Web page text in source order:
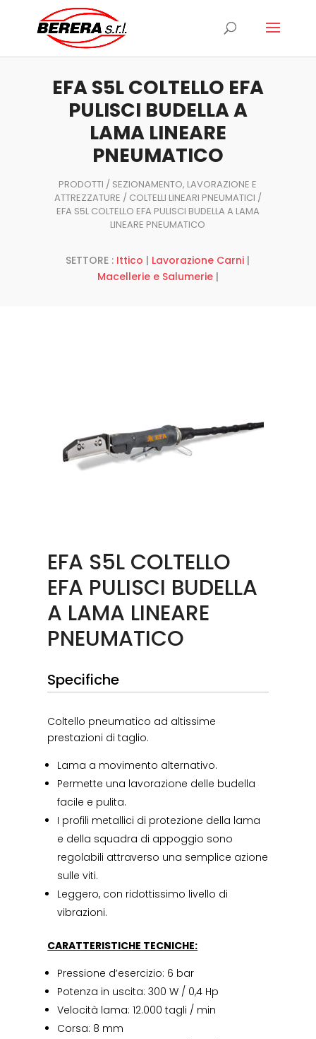
prodotti
EFA S5L COLTELLO EFA
PULISCI BUDELLA A
LAMA LINEARE
PNEUMATICO
PRODOTTI / SEZIONAMENTO, LAVORAZIONE E
ATTREZZATURE / COLTELLI LINEARI PNEUMATICI /
EFA S5L COLTELLO EFA PULISCI BUDELLA A LAMA
LINEARE PNEUMATICO
SETTORE : Ittico | Lavorazione Carni |
Macellerie e Salumerie|
EFA S5L COLTELLO
EFA PULISCI BUDELLA
A LAMA LINEARE
PNEUMATICO
Specifiche
Coltello pneumatico ad altissime
prestazioni di taglio.
Lama a movimento alternativo.
Permette una lavorazione delle budella
facile e pulita.
I profili metallici di protezione della lama
e della squadra di appoggio sono
regolabili attraverso una semplice azione
sulle viti.
Leggero, con ridottissimo livello di
vibrazioni.
CARATTERISTICHE TECNICHE:
Pressione d’esercizio: 6 bar
Potenza in uscita: 300 W / 0,4 Hp
Velocità lama: 12.000 tagli / min
Corsa: 8 mm